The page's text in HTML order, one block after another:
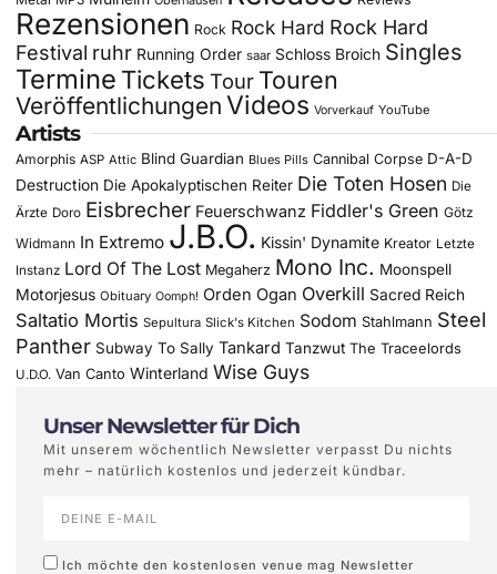
Rezensionen Rock Rock Hard Rock Hard
Festival ruhr Running Order saar Schloss Broich Singles
Termine Tickets Tour Touren
Veröffentlichungen Videos Vorverkauf YouTube
Artists
Amorphis ASP Attic Blind Guardian Blues Pills Cannibal Corpse D-A-D
Destruction Die Apokalyptischen Reiter Die Toten Hosen Die
Ärzte Doro Eisbrecher Feuerschwanz Fiddler's Green Götz
Widmann In Extremo J.B.O. Kissin' Dynamite Kreator Letzte
Instanz Lord Of The Lost Megaherz Mono Inc. Moonspell
Motorjesus Obituary Oomph! Orden Ogan Overkill Sacred Reich
Saltatio Mortis Sepultura Slick's Kitchen Sodom Stahlmann Steel
Panther Subway To Sally Tankard Tanzwut The Traceelords
U.D.O. Van Canto Winterland Wise Guys
Unser Newsletter für Dich
Mit unserem wöchentlich Newsletter verpasst Du nichts
mehr – natürlich kostenlos und jederzeit kündbar.
Ich möchte den kostenlosen venue mag Newsletter